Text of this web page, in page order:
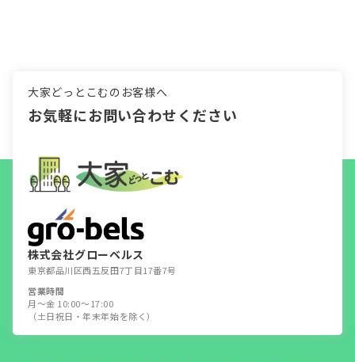
大家どっとこむのお客様へ
お気軽にお問い合わせください
株式会社グローベルス
東京都品川区西五反田7丁目17番7号
営業時間
月～金 10:00～17:00
（土日祝日・年末年始を除く）